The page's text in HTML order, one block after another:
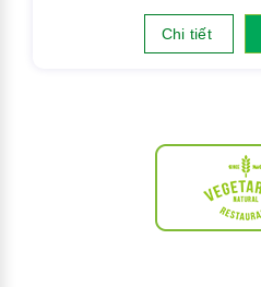
Chi tiết